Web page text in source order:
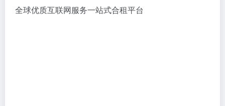
全球优质互联网服务一站式合租平台